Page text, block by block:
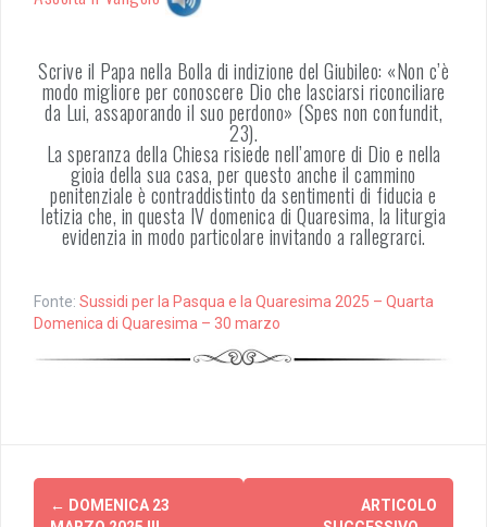
Scrive il Papa nella Bolla di indizione del Giubileo: «Non c’è
modo migliore per conoscere Dio che lasciarsi riconciliare
da Lui, assaporando il suo perdono» (Spes non confundit,
23).
La speranza della Chiesa risiede nell’amore di Dio e nella
gioia della sua casa, per questo anche il cammino
penitenziale è contraddistinto da sentimenti di fiducia e
letizia che, in questa IV domenica di Quaresima, la liturgia
evidenzia in modo particolare invitando a rallegrarci.
Fonte: Sussidi per la Pasqua e la Quaresima 2025 – Quarta
Domenica di Quaresima – 30 marzo
Post
← DOMENICA 23
ARTICOLO